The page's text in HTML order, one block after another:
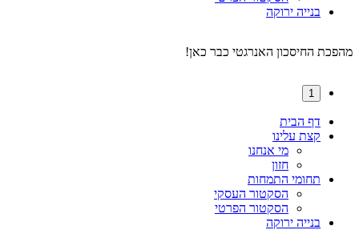
בנייה ירוקה
מהפכת החיסכון האנרגטי כבר כאן!
1
דף הבית
קצת עלינו
מי אנחנו
חזון
תחומי התמחות
הסקטור העסקי
הסקטור הפרטי
בנייה ירוקה